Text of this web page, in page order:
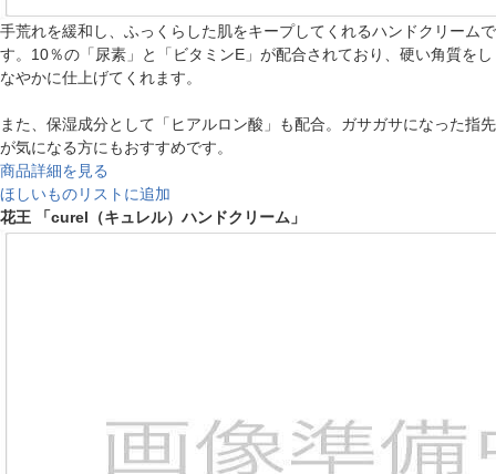
手荒れを緩和し、ふっくらした肌をキープしてくれるハンドクリームで
す。10％の「尿素」と「ビタミンE」が配合されており、硬い角質をし
なやかに仕上げてくれます。
また、保湿成分として「ヒアルロン酸」も配合。ガサガサになった指先
が気になる方にもおすすめです。
商品詳細を見る
ほしいものリストに追加
花王 「curel（キュレル）ハンドクリーム」